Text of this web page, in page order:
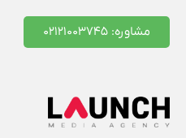
مشاوره: ۰۲۱۲۱۰۰۳۷۴۵